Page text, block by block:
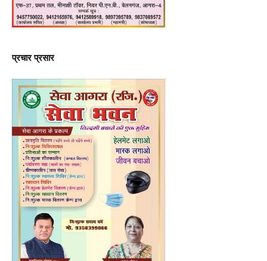
प्रचार प्रसार